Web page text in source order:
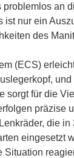
problemlos an
ist nur ein
des
(ECS)
und
sorgt für die
präzise
die in
eingesetzt
Situation